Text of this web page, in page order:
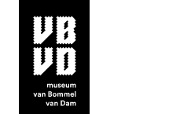
museum van Bommel